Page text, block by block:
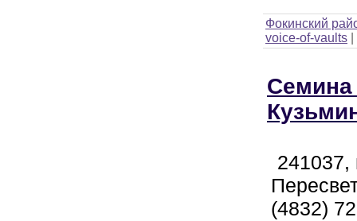
Фокинский
voice-of-vaults
241037,
(4832)